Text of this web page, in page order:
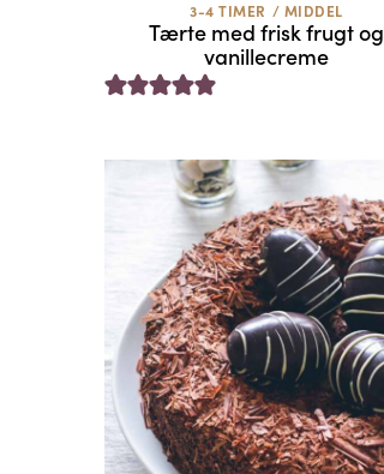
3-4 TIMER / MIDDEL
Tærte med frisk frugt og
vanillecreme